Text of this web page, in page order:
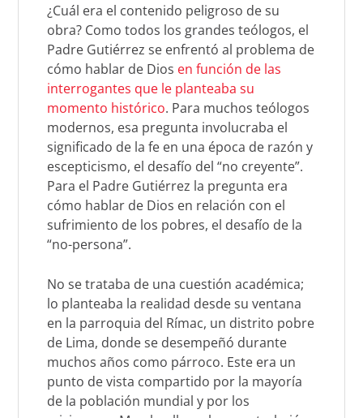
¿Cuál era el contenido peligroso de su
obra? Como todos los grandes teólogos, el
Padre Gutiérrez se enfrentó al problema de
cómo hablar de Dios en función de las
interrogantes que le planteaba su
momento histórico. Para muchos teólogos
modernos, esa pregunta involucraba el
significado de la fe en una época de razón y
escepticismo, el desafío del “no creyente”.
Para el Padre Gutiérrez la pregunta era
cómo hablar de Dios en relación con el
sufrimiento de los pobres, el desafío de la
“no-persona”.
No se trataba de una cuestión académica;
lo planteaba la realidad desde su ventana
en la parroquia del Rímac, un distrito pobre
de Lima, donde se desempeñó durante
muchos años como párroco. Este era un
punto de vista compartido por la mayoría
de la población mundial y por los